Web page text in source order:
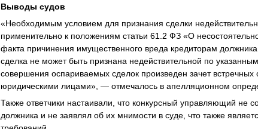
Выводы судов
«Необходимым условием для признания сделки
применительно к положениям статьи 61.2 ФЗ «О
факта причинения имущественного вреда кредиторам
сделка не может быть признана недействительной по
совершения оспариваемых сделок произведен зачет
юридическими лицами», — отмечалось в апелляционном
Также ответчики настаивали, что конкурсный управляющий не
должника и не заявлял об их мнимости в суде, что также